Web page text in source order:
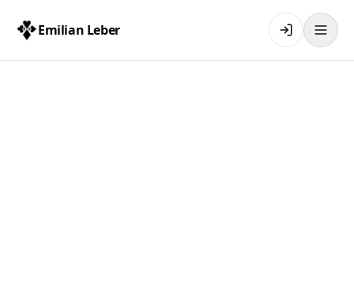
Emilian Leber